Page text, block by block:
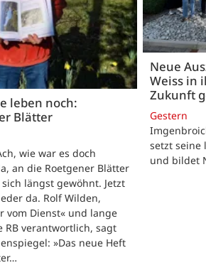
leben noch:
Blätter
wie war es doch
an die Roetgener Blätter
längst gewöhnt. Jetzt
da. Rolf Wilden,
vom Dienst« und lange
RB verantwortlich, sagt
»Das neue Heft
Neue
Weiss in
Zukunft
Gestern
setzt seine
und bildet